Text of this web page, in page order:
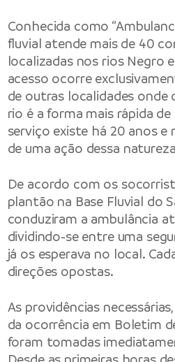
Conhecida como
fluvial atende mais de 40
localizadas nos rios Negro
acesso ocorre
de outras localidades
rio é a forma mais rápida
serviço existe há 20 anos e
de uma ação dessa
De acordo com os
plantão na Base Fluvial do
conduziram a ambulância
dividindo-se entre uma
já os esperava no local.
direções opostas.
As providências
da ocorrência em Boletim
foram tomadas